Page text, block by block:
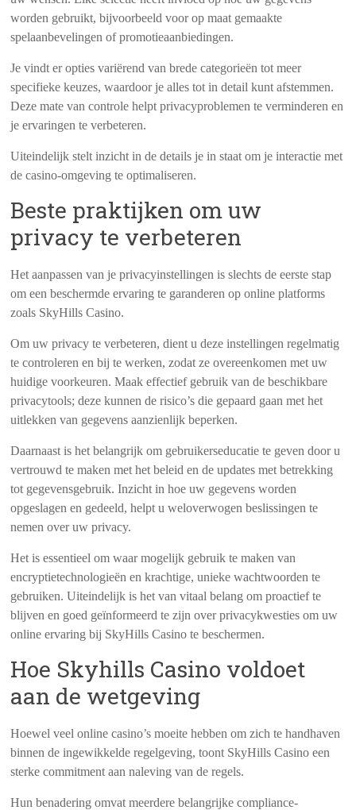
worden gebruikt, bijvoorbeeld voor op maat gemaakte
spelaanbevelingen of promotieaanbiedingen.
Je vindt er opties variërend van brede categorieën tot meer
specifieke keuzes, waardoor je alles tot in detail kunt afstemmen.
Deze mate van controle helpt privacyproblemen te verminderen en
je ervaringen te verbeteren.
Uiteindelijk stelt inzicht in de details je in staat om je interactie met
de casino-omgeving te optimaliseren.
Beste praktijken om uw
privacy te verbeteren
Het aanpassen van je privacyinstellingen is slechts de eerste stap
om een beschermde ervaring te garanderen op online platforms
zoals SkyHills Casino.
Om uw privacy te verbeteren, dient u deze instellingen regelmatig
te controleren en bij te werken, zodat ze overeenkomen met uw
huidige voorkeuren. Maak effectief gebruik van de beschikbare
privacytools; deze kunnen de risico’s die gepaard gaan met het
uitlekken van gegevens aanzienlijk beperken.
Daarnaast is het belangrijk om gebruikerseducatie te geven door u
vertrouwd te maken met het beleid en de updates met betrekking
tot gegevensgebruik. Inzicht in hoe uw gegevens worden
opgeslagen en gedeeld, helpt u weloverwogen beslissingen te
nemen over uw privacy.
Het is essentieel om waar mogelijk gebruik te maken van
encryptietechnologieën en krachtige, unieke wachtwoorden te
gebruiken. Uiteindelijk is het van vitaal belang om proactief te
blijven en goed geïnformeerd te zijn over privacykwesties om uw
online ervaring bij SkyHills Casino te beschermen.
Hoe Skyhills Casino voldoet
aan de wetgeving
Hoewel veel online casino’s moeite hebben om zich te handhaven
binnen de ingewikkelde regelgeving, toont SkyHills Casino een
sterke commitment aan naleving van de regels.
Hun benadering omvat meerdere belangrijke compliance-